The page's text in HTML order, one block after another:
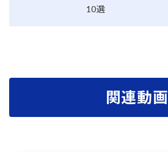
10選
関連動画